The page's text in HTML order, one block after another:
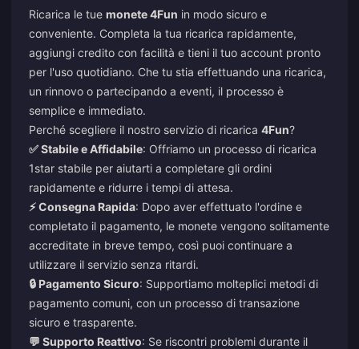
Ricarica le tue monete 4Fun in modo sicuro e
conveniente. Completa la tua ricarica rapidamente,
aggiungi credito con facilità e tieni il tuo account pronto
per l'uso quotidiano. Che tu stia effettuando una ricarica,
un rinnovo o partecipando a eventi, il processo è
semplice e immediato.
Perché scegliere il nostro servizio di ricarica 4Fun?
✅ Stabile e Affidabile: Offriamo un processo di ricarica
1star stabile per aiutarti a completare gli ordini
rapidamente e ridurre i tempi di attesa.
⚡ Consegna Rapida: Dopo aver effettuato l'ordine e
completato il pagamento, le monete vengono solitamente
accreditate in breve tempo, così puoi continuare a
utilizzare il servizio senza ritardi.
🔒 Pagamento Sicuro: Supportiamo molteplici metodi di
pagamento comuni, con un processo di transazione
sicuro e trasparente.
💬 Supporto Reattivo: Se riscontri problemi durante il